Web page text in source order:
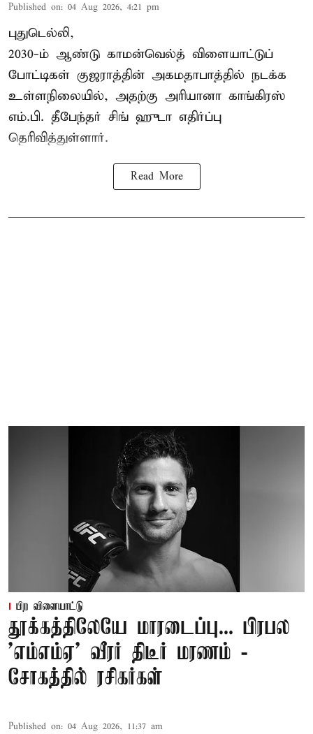
Published on: 04 Aug 2026, 4:21 pm
புதுடெல்லி,
2030-ம் ஆண்டு காமன்வெல்த் விளையாட்டுப்
போட்டிகள் குஜராத்தின் அகமதாபாத்தில் நடக்க
உள்ளநிலையில், அதற்கு அரியானா காங்கிரஸ்
எம்.பி. தீபேந்தர் சிங் ஹுடா எதிர்ப்பு
தெரிவித்துள்ளார்.
Read More
பிற விளையாட்டு
தூக்கத்திலேயே மாரடைப்பு... பிரபல
’எம்எம்ஏ’ வீரர் திடீர் மரணம் -
சோகத்தில் ரசிகர்கள்
Published on: 04 Aug 2026, 11:37 am